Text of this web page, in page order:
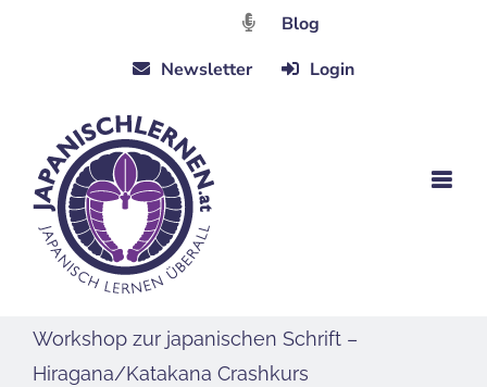
Blog
Newsletter
Login
Workshop zur japanischen Schrift –
Hiragana/Katakana Crashkurs